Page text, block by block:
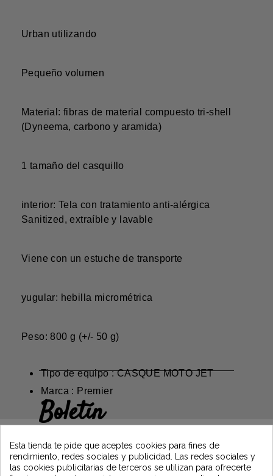
Urban utilizando
Pequeño volumen
Material: fibras de material compuesto tri-shell
(Dyneema, carbono y aramida)
1 tamaño del casquillo
interior: Tela con tratamiento anti-alérgica
Sanitized, extraíble y lavable
Viene con un estuche de transporte
yugular: hebilla micrométrica
Peso: 800 g (+/- 50 g)
Tipo de equipo : CASQUE MOTO JET
Marca : Premier
Boletín
suscribiéndose y manténgase informado de
las últimas noticias de Vintage Motors
Esta tienda te pide que aceptes cookies para fines de
rendimiento, redes sociales y publicidad. Las redes sociales y
las cookies publicitarias de terceros se utilizan para ofrecerte